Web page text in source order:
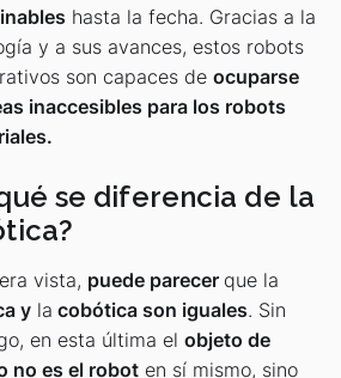
hasta la fecha. Gracias a la
y a sus avances, estos robots
son capaces de ocuparse
inaccesibles para los robots
se diferencia de la
vista, puede parecer que la
y la cobótica son iguales. Sin
en esta última el objeto de
no es el robot en sí mismo, sino